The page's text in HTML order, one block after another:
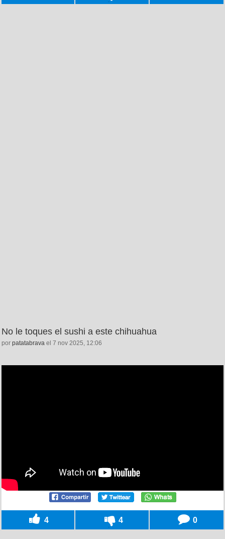
No le toques el sushi a este chihuahua
por patatabrava el 7 nov 2025, 12:06
4 4 0